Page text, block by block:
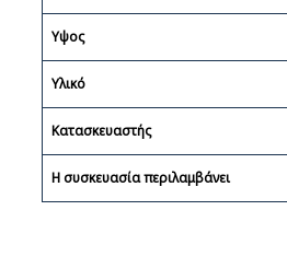
Υψος
Υλικό
Κατασκευαστής
Η συσκευασία περιλαμβάνει